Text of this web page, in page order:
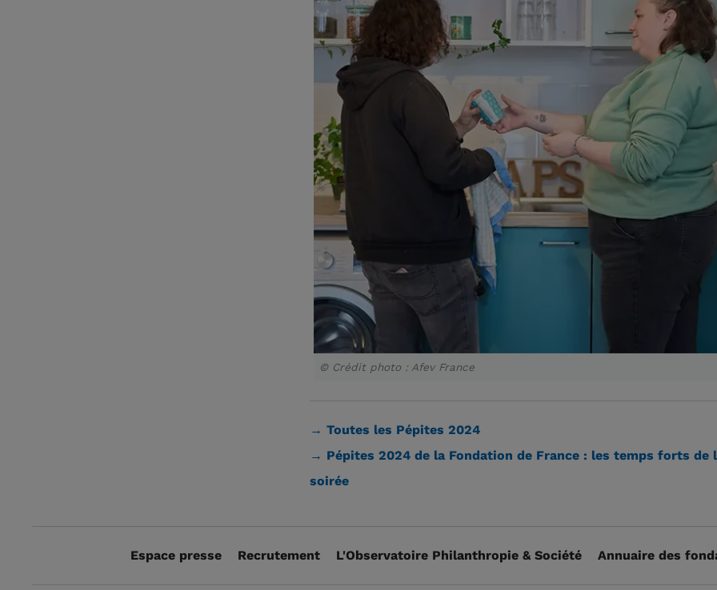
© Crédit photo : Afev France
→ Toutes les Pépites 2024
→ Pépites 2024 de la Fondation de France : les temps forts de
soirée
Espace presse Recrutement L'Observatoire Philanthropie & Société Annuaire des